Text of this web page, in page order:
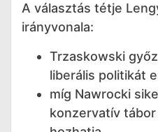
A választás tétje
irányvonala:
Trzaskowski
liberális politikát
míg Nawrocki
konzervatív